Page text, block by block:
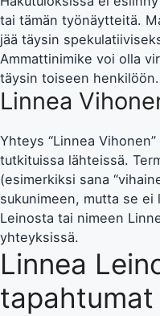
tai tämän työnäytteitä.
jää täysin
Ammattinimike voi olla
täysin toiseen henkilöön.
Linnea
Yhteys “Linnea
tutkituissa lähteissä.
(esimerkiksi sana
sukunimeen, mutta se
Leinosta tai nimeen
yhteyksissä.
Linnea
tapahtumat